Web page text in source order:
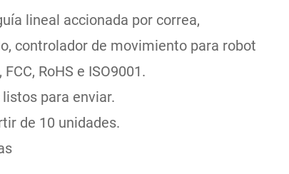
lineal accionada por correa,
controlador de movimiento para robot
RoHS e ISO9001.
para enviar.
de 10 unidades.